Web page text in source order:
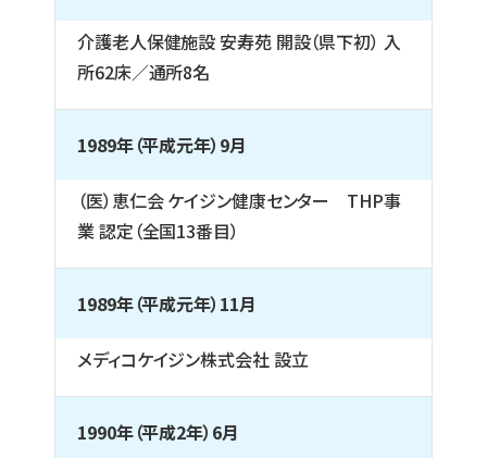
介護老人保健施設 安寿苑 開設（県下初） 入
所62床／通所8名
1989年（平成元年）9月
（医）恵仁会 ケイジン健康センター THP事
業 認定（全国13番目）
1989年（平成元年）11月
メディコケイジン株式会社 設立
1990年（平成2年）6月